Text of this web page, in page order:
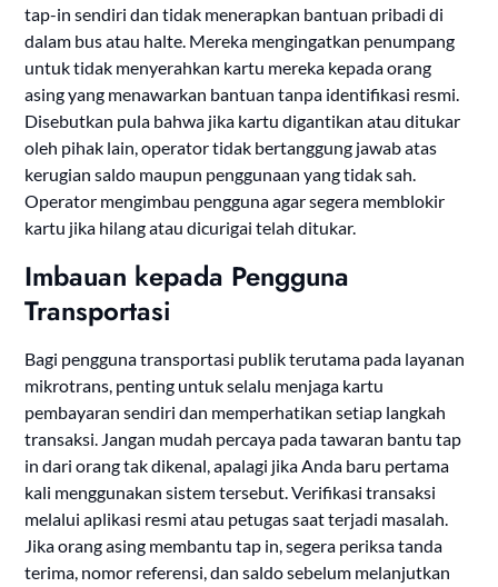
tap-in sendiri dan tidak menerapkan bantuan pribadi di
dalam bus atau halte. Mereka mengingatkan penumpang
untuk tidak menyerahkan kartu mereka kepada orang
asing yang menawarkan bantuan tanpa identifikasi resmi.
Disebutkan pula bahwa jika kartu digantikan atau ditukar
oleh pihak lain, operator tidak bertanggung jawab atas
kerugian saldo maupun penggunaan yang tidak sah.
Operator mengimbau pengguna agar segera memblokir
kartu jika hilang atau dicurigai telah ditukar.
Imbauan kepada Pengguna
Transportasi
Bagi pengguna transportasi publik terutama pada layanan
mikrotrans, penting untuk selalu menjaga kartu
pembayaran sendiri dan memperhatikan setiap langkah
transaksi. Jangan mudah percaya pada tawaran bantu tap
in dari orang tak dikenal, apalagi jika Anda baru pertama
kali menggunakan sistem tersebut. Verifikasi transaksi
melalui aplikasi resmi atau petugas saat terjadi masalah.
Jika orang asing membantu tap in, segera periksa tanda
terima, nomor referensi, dan saldo sebelum melanjutkan